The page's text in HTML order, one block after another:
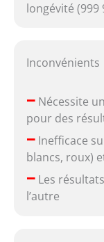
longévité (999
Inconvénients
–Nécessite
pour des
–Inefficace
blancs, roux)
–Les
l’autre